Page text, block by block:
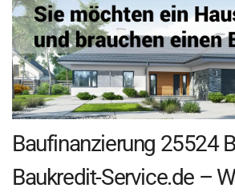
Baufinanzierung 25524
Baukredit-Service.de –